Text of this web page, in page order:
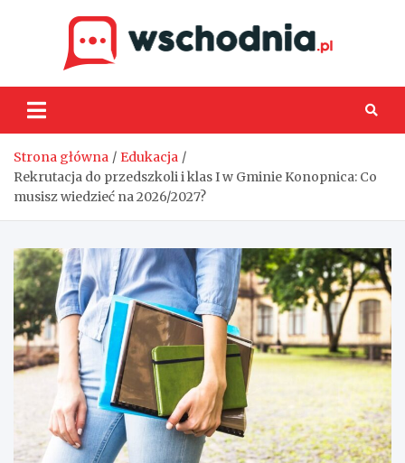
Strona główna
Edukacja
Rekrutacja do przedszkoli i klas I w Gminie Konopnica: Co
musisz wiedzieć na 2026/2027?